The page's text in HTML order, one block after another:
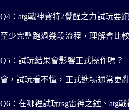
Q4：atg戰神賽特2覺醒之力試玩要
至少完整跑過幾段流程，理解會比
Q5：試玩結果會影響正式操作嗎？
會，試玩看不懂，正式進場通常更
Q6：在哪裡試玩rsg雷神之錘、atg